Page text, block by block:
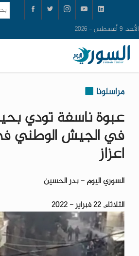
الأحد, 9 أغسطس - 2026
مراسلونا
عبوة ناسفة تودي
في الجيش الوطني
اعزاز
السوري اليوم - بدر الحسين
الثلاثاء, 22 فبراير - 2022